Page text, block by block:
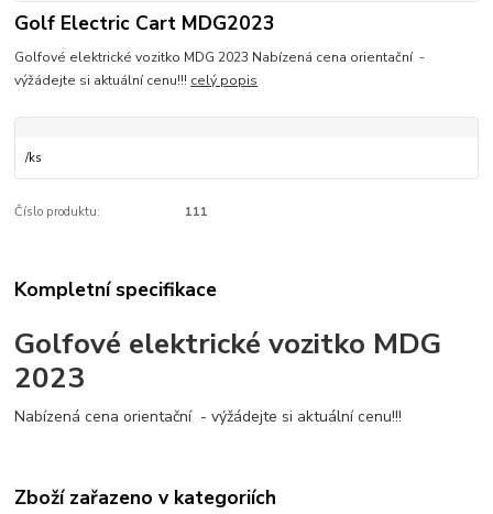
Golf Electric Cart MDG2023
Golfové elektrické vozitko MDG 2023 Nabízená cena orientační -
výžádejte si aktuální cenu!!! celý popis
/ks
Číslo produktu: 111
Kompletní specifikace
Golfové elektrické vozitko MDG
2023
Nabízená cena orientační - výžádejte si aktuální cenu!!!
Zboží zařazeno v kategoriích